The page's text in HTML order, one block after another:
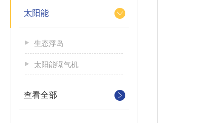
太阳能
生态浮岛
太阳能曝气机
查看全部